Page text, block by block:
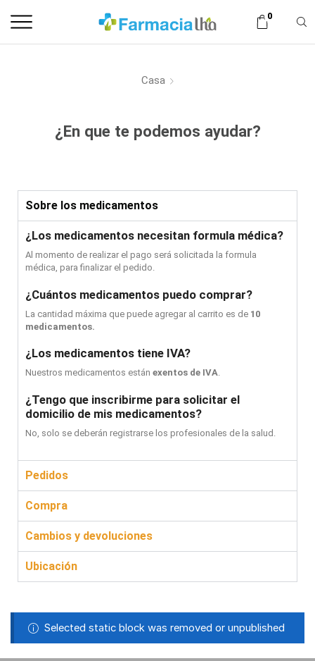
0
Casa
¿En que te podemos ayudar?
Sobre los medicamentos
¿Los medicamentos necesitan formula médica?
Al momento de realizar el pago será solicitada la formula
médica, para finalizar el pedido.
¿Cuántos medicamentos puedo comprar?
La cantidad máxima que puede agregar al carrito es de 10
medicamentos.
¿Los medicamentos tiene IVA?
Nuestros medicamentos están exentos de IVA.
¿Tengo que inscribirme para solicitar el
domicilio de mis medicamentos?
No, solo se deberán registrarse los profesionales de la salud.
Pedidos
Compra
Cambios y devoluciones
Ubicación
Selected static block was removed or unpublished